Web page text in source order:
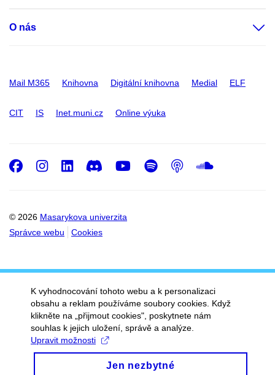
O nás
Mail M365 Knihovna Digitální knihovna Medial ELF
CIT IS Inet.muni.cz Online výuka
© 2026 Masarykova univerzita
Správce webu
Cookies
Facebook
Instagram
LinkedIn
DiscordYoutube
Spotify
Podcast
K vyhodnocování tohoto webu a k personalizaci
obsahu a reklam používáme soubory cookies. Když
klikněte na „přijmout cookies", poskytnete nám
souhlas k jejich uložení, správě a analýze.
Upravit možnosti
Jen nezbytné